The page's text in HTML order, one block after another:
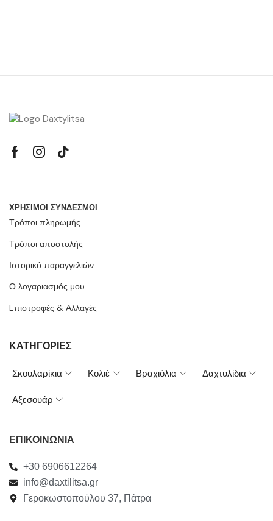
ΧΡΗΣΙΜΟΙ ΣΥΝΔΕΣΜΟΙ
Τρόποι πληρωμής
Τρόποι αποστολής
Ιστορικό παραγγελιών
Ο λογαριασμός μου
Eπιστροφές & Αλλαγές
ΚΑΤΗΓΟΡΙΕΣ
Σκουλαρίκια Κολιέ Βραχιόλια Δαχτυλίδια
Αξεσουάρ
ΕΠΙΚΟΙΝΩΝΙΑ
+30 6906612264
info@daxtilitsa.gr
Γεροκωστοπούλου 37, Πάτρα